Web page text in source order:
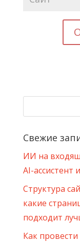
Свежие
ИИ на
AI-ассистент
Структура
какие
подходит
Как